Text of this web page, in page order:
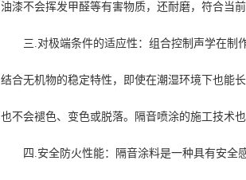
油漆不会挥发甲醛等有害物质，还耐磨，符合当前
三.对极端条件的适应性：组合控制声学在制作
结合无机物的稳定特性，即使在潮湿环境下也能
也不会褪色、变色或脱落。隔音喷涂的施工技术
四.安全防火性能：隔音涂料是一种具有安全感